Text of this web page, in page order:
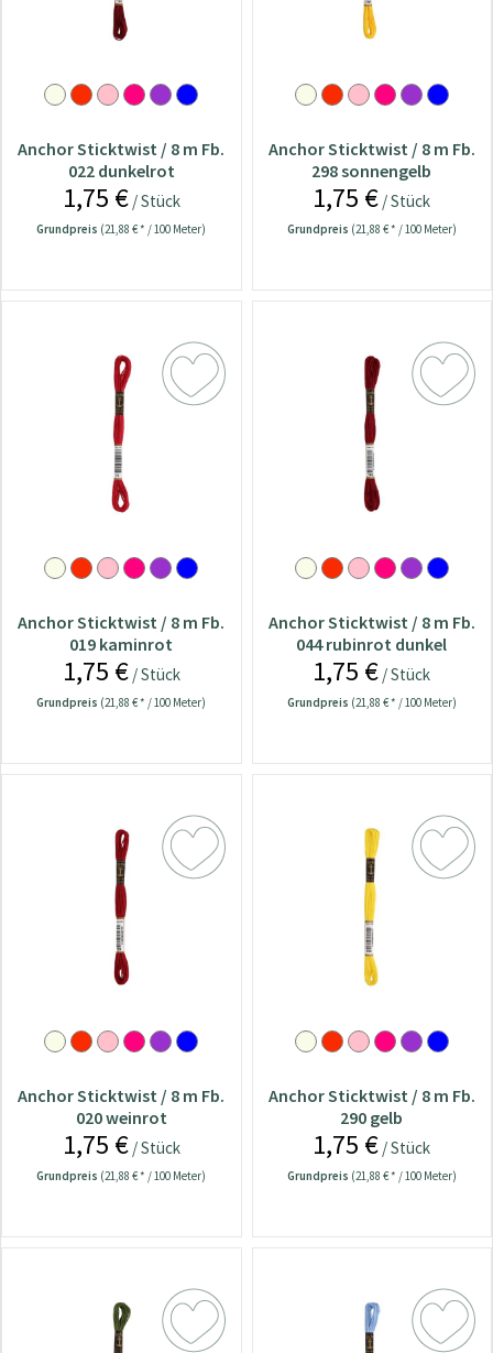
Anchor Sticktwist / 8 m Fb.
022 dunkelrot
1,75 €/ Stück
Grundpreis (21,88 € * / 100 Meter)
Anchor Sticktwist / 8 m Fb.
298 sonnengelb
1,75 € / Stück
Grundpreis (21,88 € * / 100 Meter)
Anchor Sticktwist / 8 m Fb.
019 kaminrot
1,75 €/ Stück
Grundpreis (21,88 € * / 100 Meter)
Anchor Sticktwist / 8 m Fb.
044 rubinrot dunkel
1,75 € / Stück
Grundpreis (21,88 € * / 100 Meter)
Anchor Sticktwist / 8 m Fb.
020 weinrot
1,75 €/ Stück
Grundpreis (21,88 € * / 100 Meter)
Anchor Sticktwist / 8 m Fb.
290 gelb
1,75 € / Stück
Grundpreis (21,88 € * / 100 Meter)